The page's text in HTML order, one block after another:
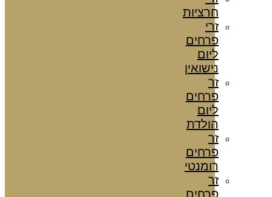
חרציות
זרי
פרחים
ליום
נישואין
זר
פרחים
ליום
הולדת
זר
פרחים
רומנטי
זר
פרחים